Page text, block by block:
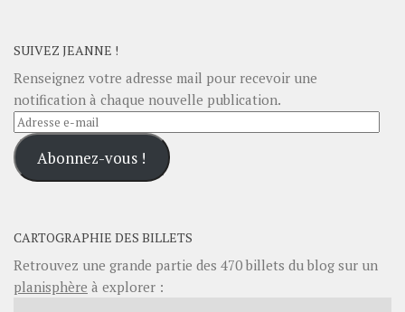
SUIVEZ JEANNE !
Renseignez votre adresse mail pour recevoir une
notification à chaque nouvelle publication.
Adresse
e-
mailAbonnez-vous !
CARTOGRAPHIE DES BILLETS
Retrouvez une grande partie des 470billets du blog sur un
planisphère à explorer :